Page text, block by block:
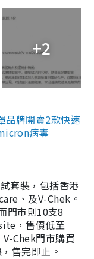
+2
品牌開賣2款快速
病毒
套裝，包括香港
、及V-Chek。
門市則10支8
，售價低至
Chek門市購買
售完即止。